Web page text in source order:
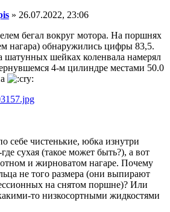
» 26.07.2022, 23:06
бегал вокруг мотора. На поршнях
нагара) обнаружились цифры 83,5.
шейках коленвала намерял
4-м цилиндре местами 50.0
себе чистенькие, юбка изнутри
сухая (такое может быть?), а вот
и жирноватом нагаре. Почему
не того размера (они выпирают
на снятом поршне)? Или
то низкосортными жидкостями